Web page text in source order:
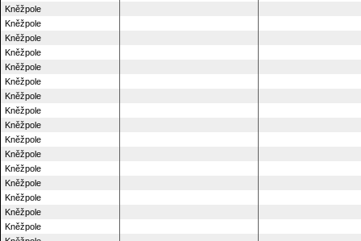
Kněžpole
Kněžpole
Kněžpole
Kněžpole
Kněžpole
Kněžpole
Kněžpole
Kněžpole
Kněžpole
Kněžpole
Kněžpole
Kněžpole
Kněžpole
Kněžpole
Kněžpole
Kněžpole